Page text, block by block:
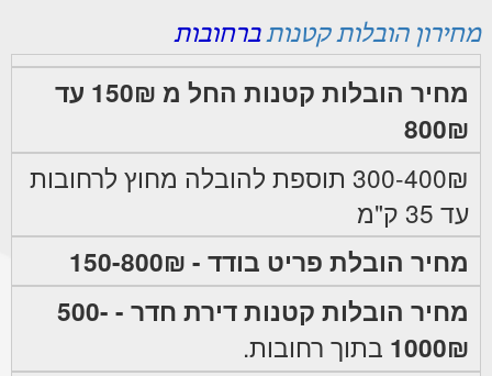
מחירון הובלות קטנותברחובות
מחיר הובלות קטנות החל מ 150₪ עד
800₪
300-400₪ תוספת להובלה מחוץ לרחובות
עד 35 ק"מ
מחיר הובלת פריט בודד - 150-800₪
מחיר הובלות קטנות דירת חדר - 500-
1000₪ בתוך רחובות.